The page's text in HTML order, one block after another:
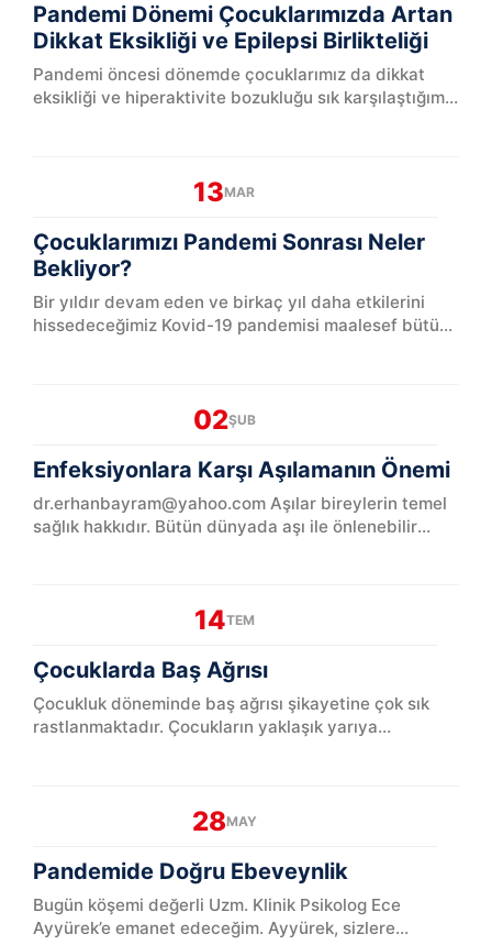
Pandemi Dönemi Çocuklarımızda Artan
Dikkat Eksikliği ve Epilepsi Birlikteliği
Pandemi öncesi dönemde çocuklarımız da dikkat
eksikliği ve hiperaktivite bozukluğu sık karşılaştığımız
13MAR
Çocuklarımızı Pandemi Sonrası Neler
Bekliyor?
Bir yıldır devam eden ve birkaç yıl daha etkilerini
hissedeceğimiz Kovid-19 pandemisi maalesef bütün
02ŞUB
Enfeksiyonlara Karşı Aşılamanın Önemi
dr.erhanbayram@yahoo.com Aşılar bireylerin temel
sağlık hakkıdır. Bütün dünyada aşı ile önlenebilir
14TEM
Çocuklarda Baş Ağrısı
Çocukluk döneminde baş ağrısı şikayetine çok sık
rastlanmaktadır. Çocukların yaklaşık yarıya
28MAY
Pandemide Doğru Ebeveynlik
Bugün köşemi değerli Uzm. Klinik Psikolog Ece
Ayyürek’e emanet edeceğim. Ayyürek, sizlere